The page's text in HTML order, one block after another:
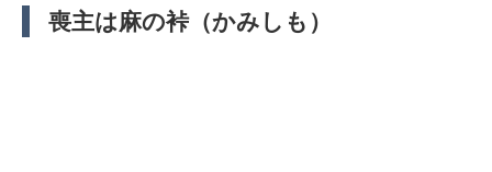
喪主は麻の裃（かみしも）